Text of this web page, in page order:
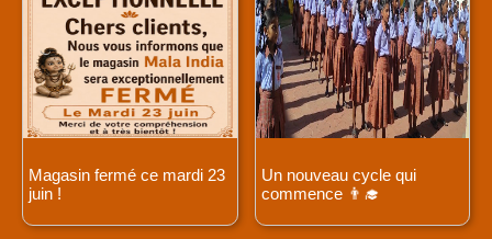
Magasin fermé ce mardi 23
juin !
Un nouveau cycle qui
commence 👨‍🎓